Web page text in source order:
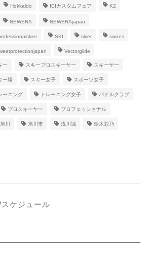
Hokkaido ICIカスタムフェア K2
NEWERA NEWERAjapan
SKI skier swans
Vectorglide
ー スキープロスキーヤー スキーヤー
ー場 スキー女子 スポーツ女子
ーニング トレーニング女子 パドルクラブ
プロスキーヤー プロフェッショナル
旭川 旭川市 浅川誠 鈴木彩乃
ケジュール